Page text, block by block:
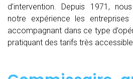
d’intervention. Depuis 1971,
notre expérience les
accompagnant dans ce type
pratiquant des tarifs très